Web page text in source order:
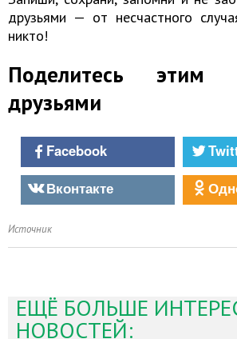
друзьями — от несчастного
никто!
Поделитесь этим
друзьями
Facebook
Вконтакте
Источник
ЕЩЁ БОЛЬШЕ
НОВОСТЕЙ: